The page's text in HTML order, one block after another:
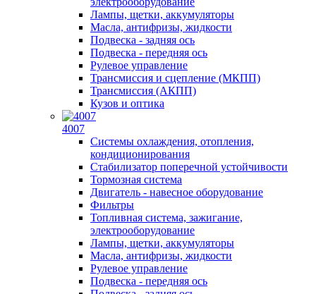
Лампы, щетки, аккумуляторы
Масла, антифризы, жидкости
Подвеска - задняя ось
Подвеска - передняя ось
Рулевое управление
Трансмиссия и сцепление (МКПП)
Трансмиссия (АКПП)
Кузов и оптика
4007
Системы охлаждения, отопления,
кондиционирования
Стабилизатор поперечной устойчивости
Тормозная система
Двигатель - навесное оборудование
Фильтры
Топливная система, зажигание,
электрооборудование
Лампы, щетки, аккумуляторы
Масла, антифризы, жидкости
Рулевое управление
Подвеска - передняя ось